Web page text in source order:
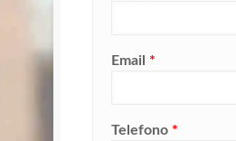
Email *
Telefono *